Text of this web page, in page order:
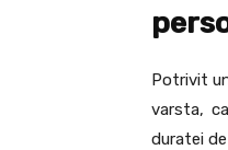
Potrivit
varsta,
duratei